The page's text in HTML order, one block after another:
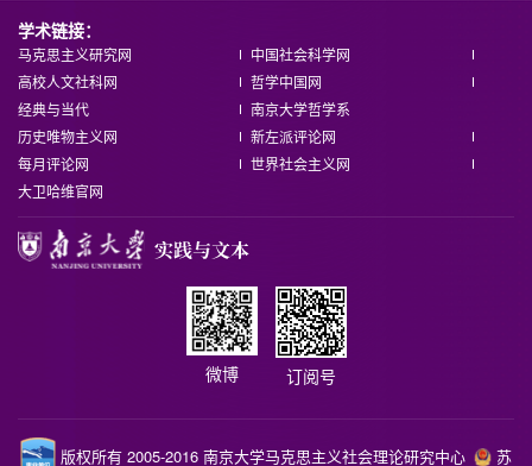
学术链接：
马克思主义研究网
中国社会科学网
高校人文社科网
哲学中国网
经典与当代
南京大学哲学系
历史唯物主义网
新左派评论网
每月评论网
世界社会主义网
大卫哈维官网
微博 订阅号
版权所有 2005-2016 南京大学马克思主义社会理论研究中心 苏